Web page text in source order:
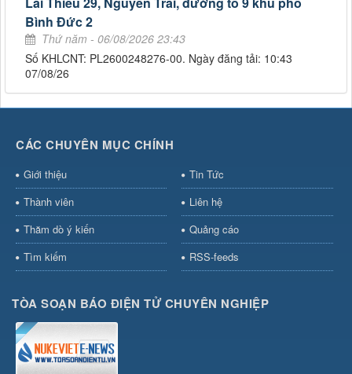
Bình Đức 2
Thứ năm - 06/08/2026 23:43
Số KHLCNT: PL2600248276-00. Ngày đăng tải: 10:43
07/08/26
CÁC CHUYÊN MỤC CHÍNH
Giới thiệu
Tin Tức
Thành viên
Liên hệ
Thăm dò ý kiến
Quảng cáo
Tìm kiếm
RSS-feeds
TÒA SOẠN BÁO ĐIỆN TỬ CHUYÊN NGHIỆP